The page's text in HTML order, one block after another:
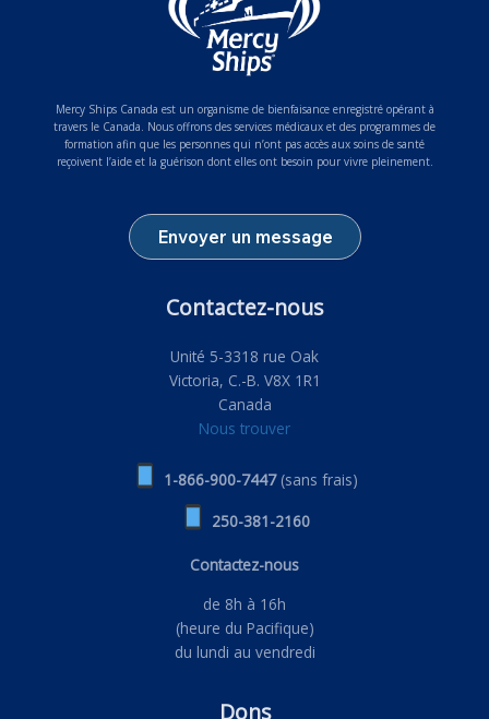
Mercy Ships Canada est un organisme de bienfaisance enregistré opérant à
travers le Canada. Nous offrons des services médicaux et des programmes de
formation afin que les personnes qui n’ont pas accès aux soins de santé
reçoivent l’aide et la guérison dont elles ont besoin pour vivre pleinement.
Envoyer un message
Contactez-nous
Unité 5-3318 rue Oak
Victoria, C.-B. V8X 1R1
Canada
Nous trouver
1-866-900-7447(sans frais)
250-381-2160
Contactez-nous
de 8h à 16h
(heure du Pacifique)
du lundi au vendredi
Dons